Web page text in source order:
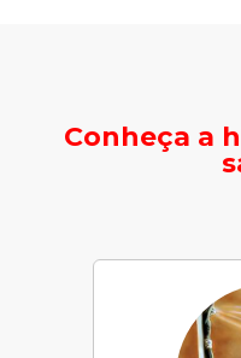
Conheça a